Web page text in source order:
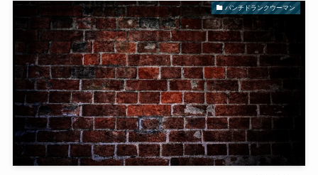
パンチドランクウーマン